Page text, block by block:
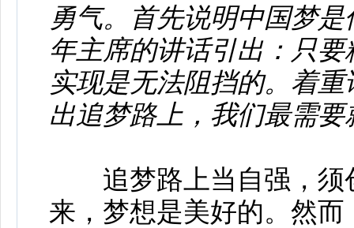
勇气。首先说明中国梦
年主席的讲话引出：只
实现是无法阻挡的。着重
出追梦路上，我们最需
追梦路上当自强，须
来，梦想是美好的。然